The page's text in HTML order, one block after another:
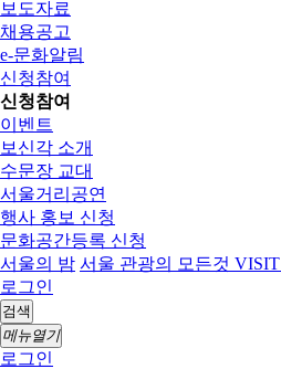
보도자료
채용공고
e-문화알림
신청참여
신청참여
이벤트
보신각 소개
수문장 교대
서울거리공연
행사 홍보 신청
문화공간등록 신청
서울의 밤 서울 관광의 모든것
로그인
검색
메뉴열기
로그인